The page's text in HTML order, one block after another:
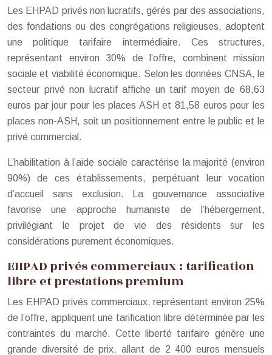
Les EHPAD privés non lucratifs, gérés par des associations,
des fondations ou des congrégations religieuses, adoptent
une politique tarifaire intermédiaire. Ces structures,
représentant environ 30% de l’offre, combinent mission
sociale et viabilité économique. Selon les données CNSA, le
secteur privé non lucratif affiche un tarif moyen de 68,63
euros par jour pour les places ASH et 81,58 euros pour les
places non-ASH, soit un positionnement entre le public et le
privé commercial.
L’habilitation à l’aide sociale caractérise la majorité (environ
90%) de ces établissements, perpétuant leur vocation
d’accueil sans exclusion. La gouvernance associative
favorise une approche humaniste de l’hébergement,
privilégiant le projet de vie des résidents sur les
considérations purement économiques.
EHPAD privés commerciaux : tarification
libre et prestations premium
Les EHPAD privés commerciaux, représentant environ 25%
de l’offre, appliquent une tarification libre déterminée par les
contraintes du marché. Cette liberté tarifaire génère une
grande diversité de prix, allant de 2 400 euros mensuels